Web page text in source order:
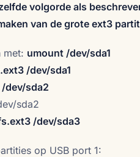
volgorde als
van de grote ext3
met: umount /dev/sda1
/dev/sda1
dev/sda2
sda2
/dev/sda3
op USB port 1: